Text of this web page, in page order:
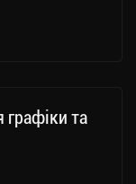
графіки та